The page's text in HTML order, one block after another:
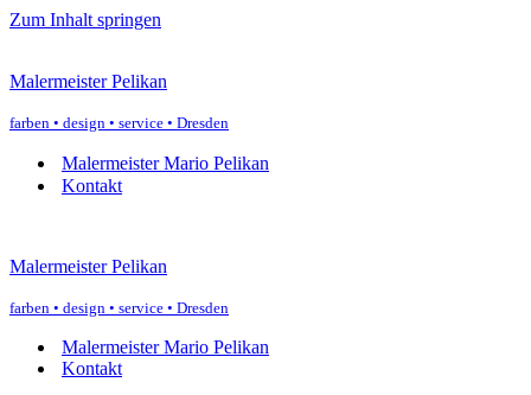
Zum Inhalt springen
Malermeister Pelikan
farben • design • service • Dresden
Malermeister Mario Pelikan
Kontakt
Malermeister Pelikan
farben • design • service • Dresden
Malermeister Mario Pelikan
Kontakt